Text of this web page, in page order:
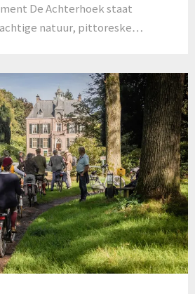
De Achterhoek staat
natuur, pittoreske…